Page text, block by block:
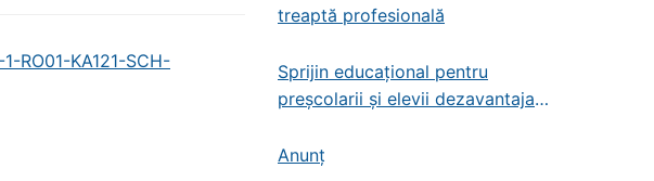
RO01-KA121-SCH-
treaptă profesională
Sprijin educațional pentru
preșcolarii și elevii dezavantajați
preșcolar, primar și gimnazial
Anunț